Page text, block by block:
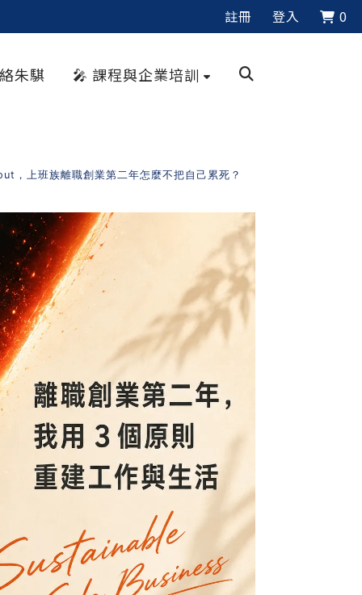
註冊 登入 0
朱騏 🎤 課程與企業培訓
，上班族離職創業第二年怎麼不把自己累死？